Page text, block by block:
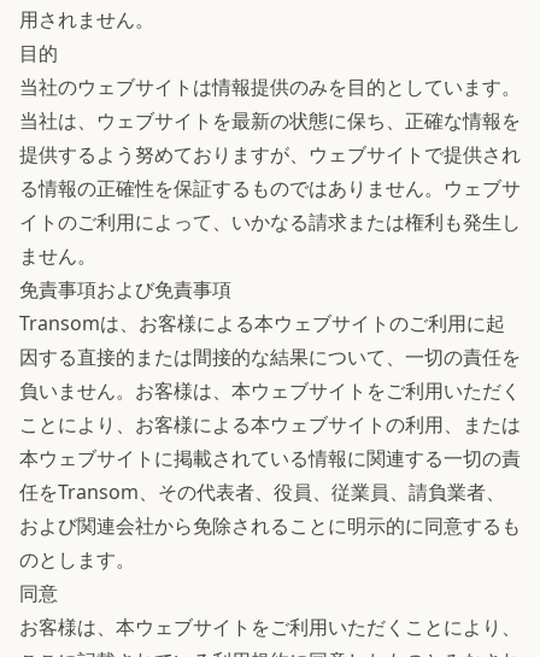
用されません。
目的
当社のウェブサイトは情報提供のみを目的としています。
当社は、ウェブサイトを最新の状態に保ち、正確な情報を
提供するよう努めておりますが、ウェブサイトで提供され
る情報の正確性を保証するものではありません。ウェブサ
イトのご利用によって、いかなる請求または権利も発生し
ません。
免責事項および免責事項
Transomは、お客様による本ウェブサイトのご利用に起
因する直接的または間接的な結果について、一切の責任を
負いません。お客様は、本ウェブサイトをご利用いただく
ことにより、お客様による本ウェブサイトの利用、または
本ウェブサイトに掲載されている情報に関連する一切の責
任をTransom、その代表者、役員、従業員、請負業者、
および関連会社から免除されることに明示的に同意するも
のとします。
同意
お客様は、本ウェブサイトをご利用いただくことにより、